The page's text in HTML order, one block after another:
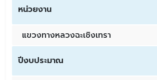
หน่วยงาน
แขวงทางหลวงฉะเชิงเทรา
ปีงบประมาณ